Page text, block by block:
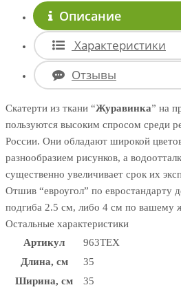
Описание
Характеристики
Отзывы
Скатерти из ткани “Журавинка” на
пользуются высоким спросом среди
России. Они обладают широкой
разнообразием рисунков, а
существенно увеличивает срок их
Отшив “евроугол” по евростандарту
подгиба 2.5 см, либо 4 см по вашему
Остальные характеристики
Артикул
963TEX
Длина, см
35
Ширина, см
35